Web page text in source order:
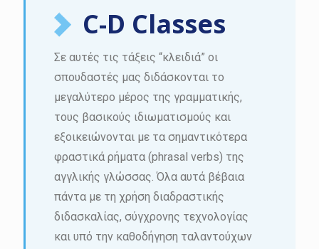
C-D Classes
Σε αυτές τις τάξεις “κλειδιά” οι
σπουδαστές μας διδάσκονται το
μεγαλύτερο μέρος της γραμματικής,
τους βασικούς ιδιωματισμούς και
εξοικειώνονται με τα σημαντικότερα
φραστικά ρήματα (phrasal verbs) της
αγγλικής γλώσσας. Όλα αυτά βέβαια
πάντα με τη χρήση διαδραστικής
διδασκαλίας, σύγχρονης τεχνολογίας
και υπό την καθοδήγηση ταλαντούχων